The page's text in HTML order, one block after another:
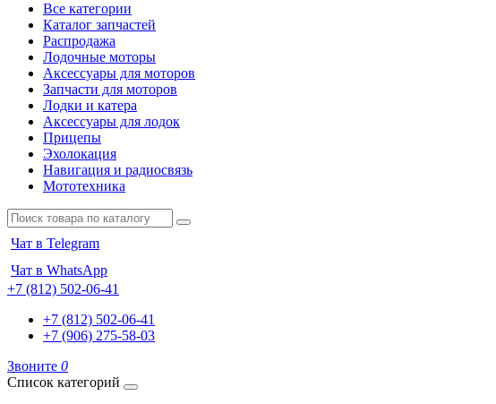
Все категории
Каталог запчастей
Распродажа
Лодочные моторы
Аксессуары для моторов
Запчасти для моторов
Лодки и катера
Аксессуары для лодок
Прицепы
Эхолокация
Навигация и радиосвязь
Мототехника
Чат в Telegram
Чат в WhatsApp
+7 (812) 502-06-41
+7 (812) 502-06-41
+7 (906) 275-58-03
Звоните 0
Список категорий